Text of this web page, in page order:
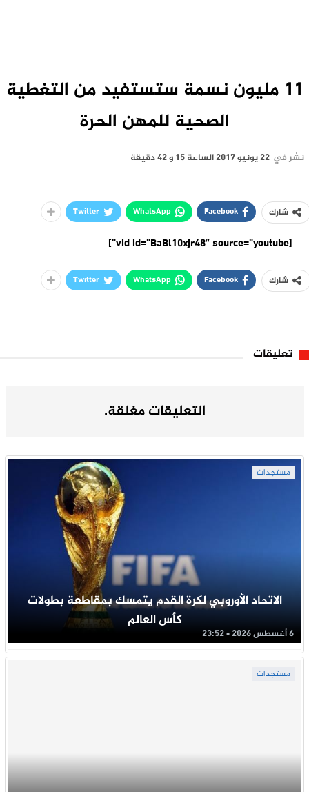
11 مليون نسمة ستستفيد من التغطية
الصحية للمهن الحرة
نشر في 22 يونيو 2017 الساعة 15 و 42 دقيقة
شارك Facebook
WhatsApp
Twitter
[vid id=”BaBl10xjr48″ source=”youtube”]
شارك Facebook
WhatsApp
Twitter
تعليقات
التعليقات مغلقة.
مستجدات
الاتحاد الأوروبي لكرة القدم يتمسك بمقاطعة بطولات
كأس العالم
6 أغسطس 2026 - 23:52
مستجدات